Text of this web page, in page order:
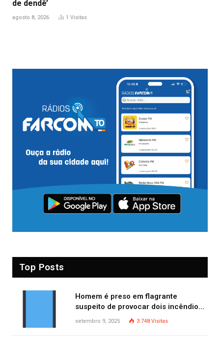
de dendê’
agosto 8, 2026 1 Visitas
Top Posts
Homem é preso em flagrante
suspeito de provocar dois incêndios
criminosos no mesmo dia
setembro 9, 2025 3.748 Visitas